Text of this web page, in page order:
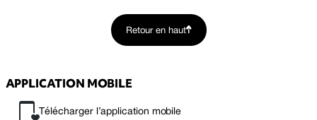
Retour en haut
APPLICATION MOBILE
Télécharger l’application mobile